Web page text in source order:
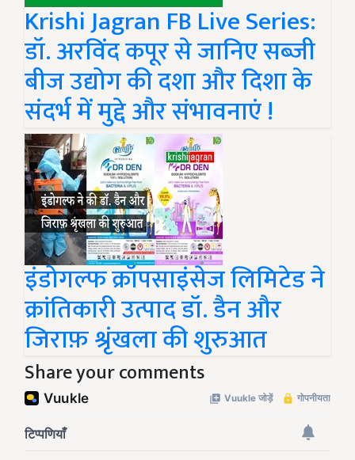
Krishi Jagran FB Live Series:
डॉ. अरविंद कपूर से जानिए सब्जी
बीज उद्योग की दशा और दिशा के
संदर्भ में मुद्दे और संभावनाएं !
इंडोगल्फ क्रॉपसाइंसेज लिमिटेड ने
क्रांतिकारी उत्पाद डॉ. डैन और
जिराफ़ श्रृंखला की शुरुआत
Share your comments